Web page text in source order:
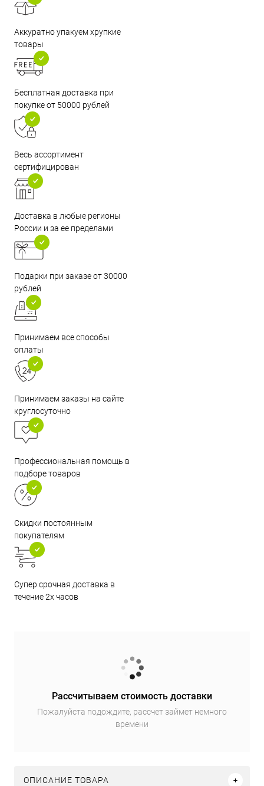
Аккуратно упакуем хрупкие
товары
Бесплатная доставка при
покупке от 50000 рублей
Весь ассортимент
сертифицирован
Доставка в любые регионы
России и за ее пределами
Подарки при заказе от 30000
рублей
Принимаем все способы
оплаты
Принимаем заказы на сайте
круглосуточно
Профессиональная помощь в
подборе товаров
Скидки постоянным
покупателям
Супер срочная доставка в
течение 2х часов
Рассчитываем стоимость доставки
Пожалуйста подождите, рассчет займет немного
времени
ОПИСАНИЕ ТОВАРА